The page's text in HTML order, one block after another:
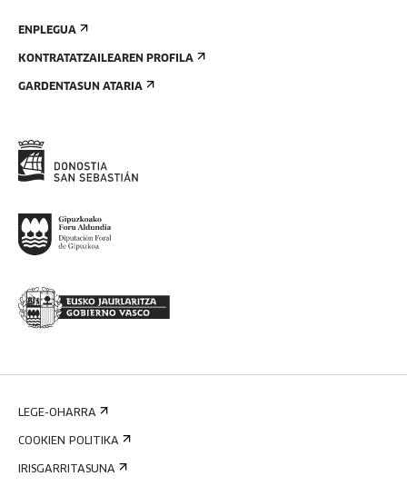
ENPLEGUA
KONTRATATZAILEAREN PROFILA
GARDENTASUN ATARIA
LEGE-OHARRA
COOKIEN POLITIKA
IRISGARRITASUNA